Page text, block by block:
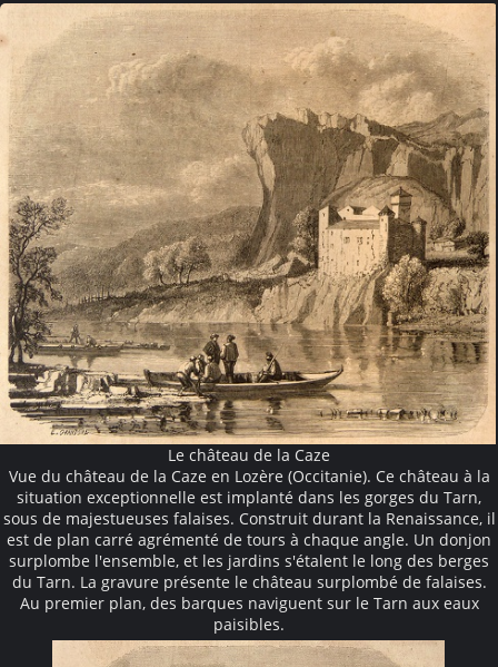
Le château de la Caze
Vue du château de la Caze en Lozère (Occitanie). Ce château à la
situation exceptionnelle est implanté dans les gorges du Tarn,
sous de majestueuses falaises. Construit durant la Renaissance, il
est de plan carré agrémenté de tours à chaque angle. Un donjon
surplombe l'ensemble, et les jardins s'étalent le long des berges
du Tarn. La gravure présente le château surplombé de falaises.
Au premier plan, des barques naviguent sur le Tarn aux eaux
paisibles.